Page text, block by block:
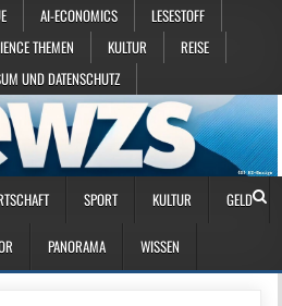
AI-ECONOMICS
LESESTOFF
THEMEN KULTUR
REISE
UND DATENSCHUTZ
SPORT KULTUR GELD
PANORAMA WISSEN